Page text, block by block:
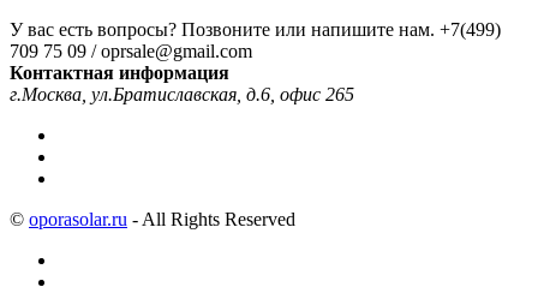
У вас есть вопросы? Позвоните или напишите нам. +7(499)
709 75 09 / oprsale@gmail.com
Контактная информация
г.Москва, ул.Братиславская, д.6, офис 265
© oporasolar.ru - All Rights Reserved